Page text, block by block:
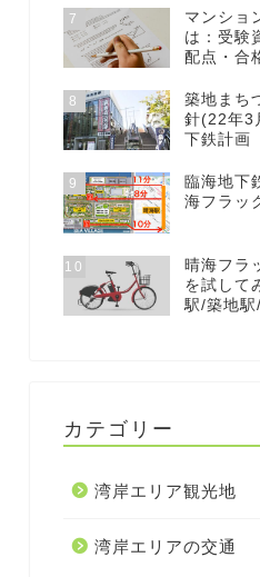
7
マンショ
は：受験
配点・合
8
築地まち
針(22年3
下鉄計画
9
臨海地下
海フラッ
10
晴海フラ
を試して
駅/築地
カテゴリー
湾岸エリア観光地
湾岸エリアの交通